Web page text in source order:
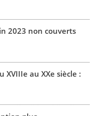
2023 non couverts
XVIIIe au XXe siècle :